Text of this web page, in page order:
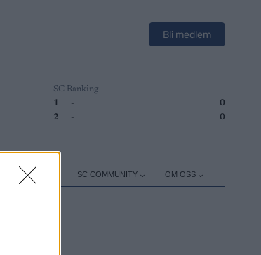
Bli medlem
SC Ranking
1
-
0
2
- 0
UTSTYR SC COMMUNITY OM OSS